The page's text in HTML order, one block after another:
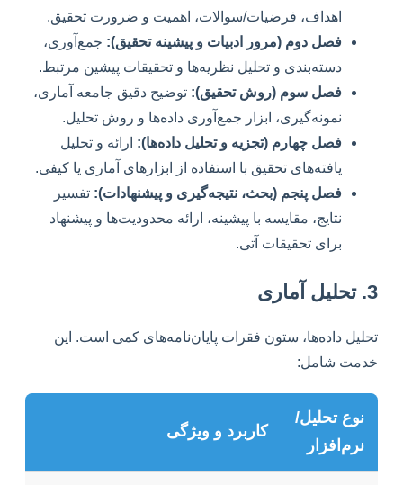
اهداف، فرضیات/سوالات، اهمیت و ضرورت تحقیق.
فصل دوم (مرور ادبیات و پیشینه تحقیق): جمع‌آوری،
دسته‌بندی و تحلیل نظریه‌ها و تحقیقات پیشین مرتبط.
فصل سوم (روش تحقیق): توضیح دقیق جامعه آماری،
نمونه‌گیری، ابزار جمع‌آوری داده‌ها و روش تحلیل.
فصل چهارم (تجزیه و تحلیل داده‌ها): ارائه و تحلیل
یافته‌های تحقیق با استفاده از ابزارهای آماری یا کیفی.
فصل پنجم (بحث، نتیجه‌گیری و پیشنهادات): تفسیر
نتایج، مقایسه با پیشینه، ارائه محدودیت‌ها و پیشنهاد
برای تحقیقات آتی.
3. تحلیل آماری
تحلیل داده‌ها، ستون فقرات پایان‌نامه‌های کمی است. این
خدمت شامل:
نوع تحلیل/
نرم‌افزار
کاربرد و ویژگی